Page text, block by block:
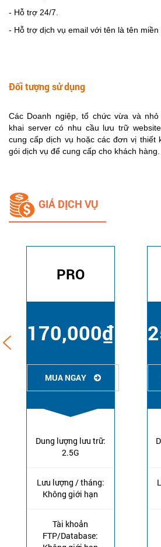
- Hỗ trợ 24/7.
- Hỗ trợ dịch vụ email với tên là tên miền
Đối tượng sử dụng
Các Doanh ngiệp, tổ chức vừa và
khai server có nhu cầu lưu trữ
cung cấp dịch vụ hoặc các đơn vị thiết
gói dịch vụ để cung cấp cho khách hàng.
GIÁ DỊCH VỤ
PRO
170,000₫
MUA NGAY
Dung lượng lưu trữ:
2.5G
Lưu lượng / tháng:
Không giới hạn
Tài khoản
FTP/Database: